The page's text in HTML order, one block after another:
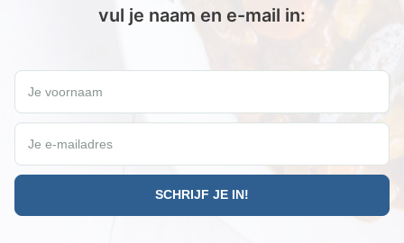
vul je naam en e-mail in:
Wil jij elke vrijdag een gratis Paleo recept ontvangen?
Je voornaam
Je e-mailadres